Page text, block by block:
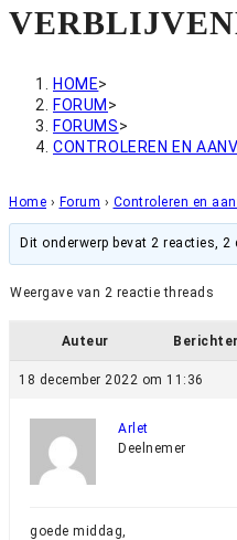
HOME>
FORUM >
FORUMS>
CONTROLEREN EN
Home › Forum › Controleren en
Dit onderwerp bevat 2 reacties,
Weergave van 2 reactie threads
Auteur
18 december 2022 om 11:36
Arlet
Deelnemer
goede middag,